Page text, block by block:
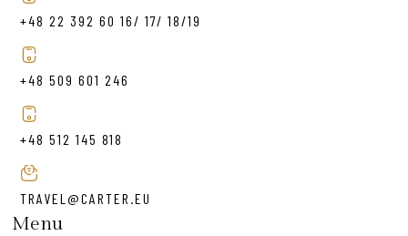
+48 22 392 60 16/ 17/ 18/19
+48 509 601 246
+48 512 145 818
TRAVEL@CARTER.EU
Menu